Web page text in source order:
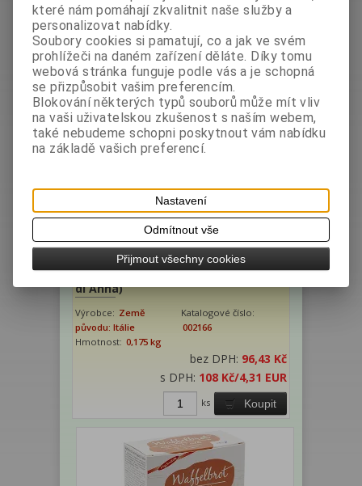
Výrobce: Země
původu: Německo
Katalogové číslo:
Hmotnost:
0,075 kg
bez DPH: 66,96 Kč
s DPH:75 Kč /2,99 EUR
Koupit
ks
Křupavé plátky 175g krab. (Il Pane
di Anna)
Výrobce: Země
původu: Itálie
Katalogové číslo:
002166
Hmotnost: 0,175 kg
bez DPH: 96,43 Kč
s DPH: 108 Kč/4,31 EUR
Koupit
ks
které nám pomáhají zkvalitnit naše služby a
personalizovat nabídky.
Soubory cookies si pamatují, co a jak ve svém
prohlížeči na daném zařízení děláte. Díky tomu
webová stránka funguje podle vás a je schopná
se přizpůsobit vašim preferencím.
Blokování některých typů souborů může mít vliv
na vaši uživatelskou zkušenost s naším webem,
také nebudeme schopni poskytnout vám nabídku
na základě vašich preferencí.
Nastavení
Odmítnout vše
Přijmout všechny cookies